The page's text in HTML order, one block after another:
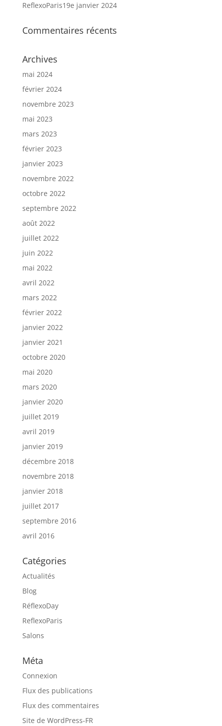
ReflexoParis19e janvier 2024
Commentaires récents
Archives
mai 2024
février 2024
novembre 2023
mai 2023
mars 2023
février 2023
janvier 2023
novembre 2022
octobre 2022
septembre 2022
août 2022
juillet 2022
juin 2022
mai 2022
avril 2022
mars 2022
février 2022
janvier 2022
janvier 2021
octobre 2020
mai 2020
mars 2020
janvier 2020
juillet 2019
avril 2019
janvier 2019
décembre 2018
novembre 2018
janvier 2018
juillet 2017
septembre 2016
avril 2016
Catégories
Actualités
Blog
RéflexoDay
ReflexoParis
Salons
Méta
Connexion
Flux des publications
Flux des commentaires
Site de WordPress-FR